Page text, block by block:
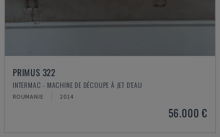
PRIMUS 322
INTERMAC - MACHINE DE DÉCOUPE À JET D'EAU
ROUMANIE 2014
56.000 €